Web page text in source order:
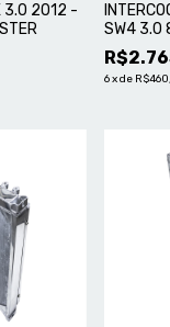
3.0 2012 -
SW4 3.0
DIESEL,
1KZT -
6xde